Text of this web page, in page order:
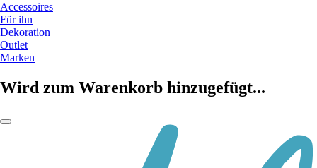
Accessoires
Für ihn
Dekoration
Outlet
Marken
Wird zum Warenkorb hinzugefügt...